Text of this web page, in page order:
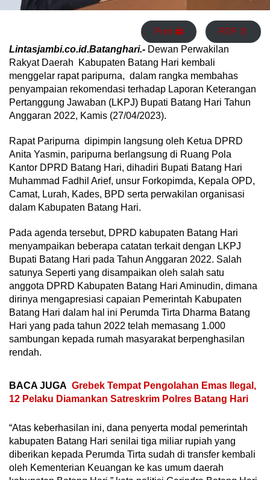
Print 🖨 PDF 📄
Lintasjambi.co.id.Batanghari.- Dewan Perwakilan
Rakyat Daerah Kabupaten Batang Hari kembali
menggelar rapat paripurna, dalam rangka membahas
penyampaian rekomendasi terhadap Laporan Keterangan
Pertanggung Jawaban (LKPJ) Bupati Batang Hari Tahun
Anggaran 2022, Kamis (27/04/2023).
Rapat Paripurna dipimpin langsung oleh Ketua DPRD
Anita Yasmin, paripurna berlangsung di Ruang Pola
Kantor DPRD Batang Hari, dihadiri Bupati Batang Hari
Muhammad Fadhil Arief, unsur Forkopimda, Kepala OPD,
Camat, Lurah, Kades, BPD serta perwakilan organisasi
dalam Kabupaten Batang Hari.
Pada agenda tersebut, DPRD kabupaten Batang Hari
menyampaikan beberapa catatan terkait dengan LKPJ
Bupati Batang Hari pada Tahun Anggaran 2022. Salah
satunya Seperti yang disampaikan oleh salah satu
anggota DPRD Kabupaten Batang Hari Aminudin, dimana
dirinya mengapresiasi capaian Pemerintah Kabupaten
Batang Hari dalam hal ini Perumda Tirta Dharma Batang
Hari yang pada tahun 2022 telah memasang 1.000
sambungan kepada rumah masyarakat berpenghasilan
rendah.
BACA JUGA Grebek Tempat Pengolahan Emas Ilegal,
12 Pelaku Diamankan Satreskrim Polres Batang Hari
“Atas keberhasilan ini, dana penyerta modal pemerintah
kabupaten Batang Hari senilai tiga miliar rupiah yang
diberikan kepada Perumda Tirta sudah di transfer kembali
oleh Kementerian Keuangan ke kas umum daerah